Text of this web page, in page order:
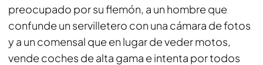
preocupado por su flemón, a un hombre que
confunde un servilletero con una cámara de fotos
y a un comensal que en lugar de veder motos,
vende coches de alta gama e intenta por todos